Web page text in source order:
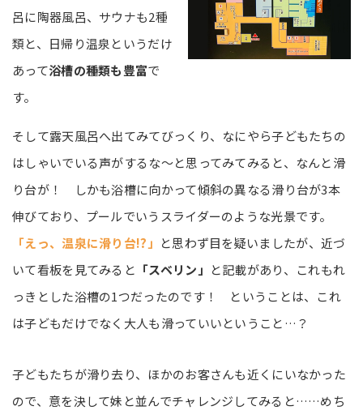
呂に陶器風呂、サウナも2種
類と、日帰り温泉というだけ
あって浴槽の種類も豊富で
す。
そして露天風呂へ出てみてびっくり、なにやら子どもたちの
はしゃいでいる声がするな～と思ってみてみると、なんと滑
り台が！ しかも浴槽に向かって傾斜の異なる滑り台が3本
伸びており、プールでいうスライダーのような光景です。
「えっ、温泉に滑り台!?」 と思わず目を疑いましたが、近づ
いて看板を見てみると 「スベリン」 と記載があり、これもれ
っきとした浴槽の1つだったのです！ ということは、これ
は子どもだけでなく大人も滑っていいということ…？
子どもたちが滑り去り、ほかのお客さんも近くにいなかった
ので、意を決して妹と並んでチャレンジしてみると……めち